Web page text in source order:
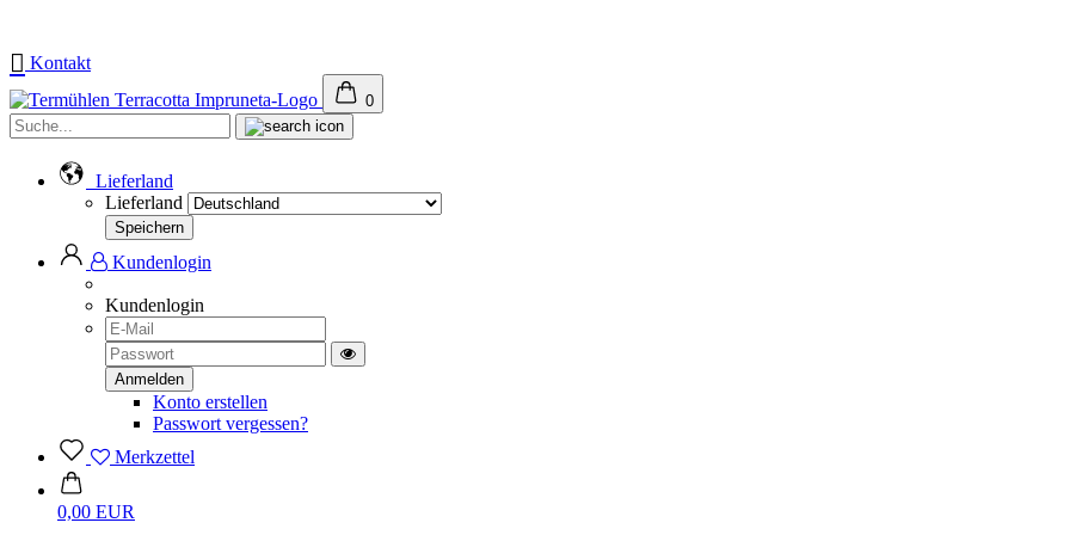
Kontakt
0
Suche...
Lieferland
Lieferland
Kundenlogin
Kundenlogin
E-
Mail
Passwort
Toggle
Konto erstellen
Passwort vergessen?
Merkzettel
0,00 EUR